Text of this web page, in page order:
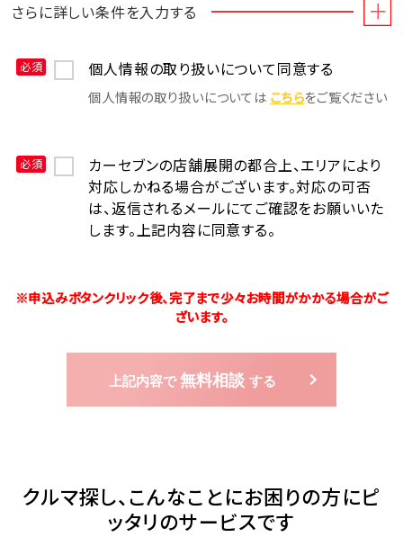
さらに詳しい条件を入力する
必須 個人情報の取り扱いについて同意する
個⼈情報の取り扱いについては こちらをご覧ください
必須
カーセブンの店舗展開の都合上、エリアにより
対応しかねる場合がございます。対応の可否
は、返信されるメールにてご確認をお願いいた
します。上記内容に同意する。
※申込みボタンクリック後、完了まで少々お時間がかかる場合がご
ざいます。
クルマ探し、こんなことにお困りの方にピ
ッタリのサービスです